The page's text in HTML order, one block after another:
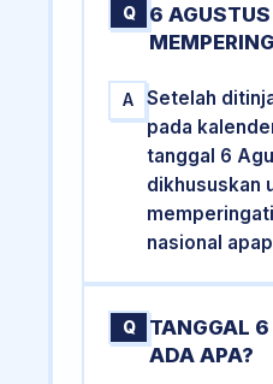
Q
6
A
Setelah
pada
tanggal 6
dikhususkan
nasional
Q
TANGGAL
ADA APA?